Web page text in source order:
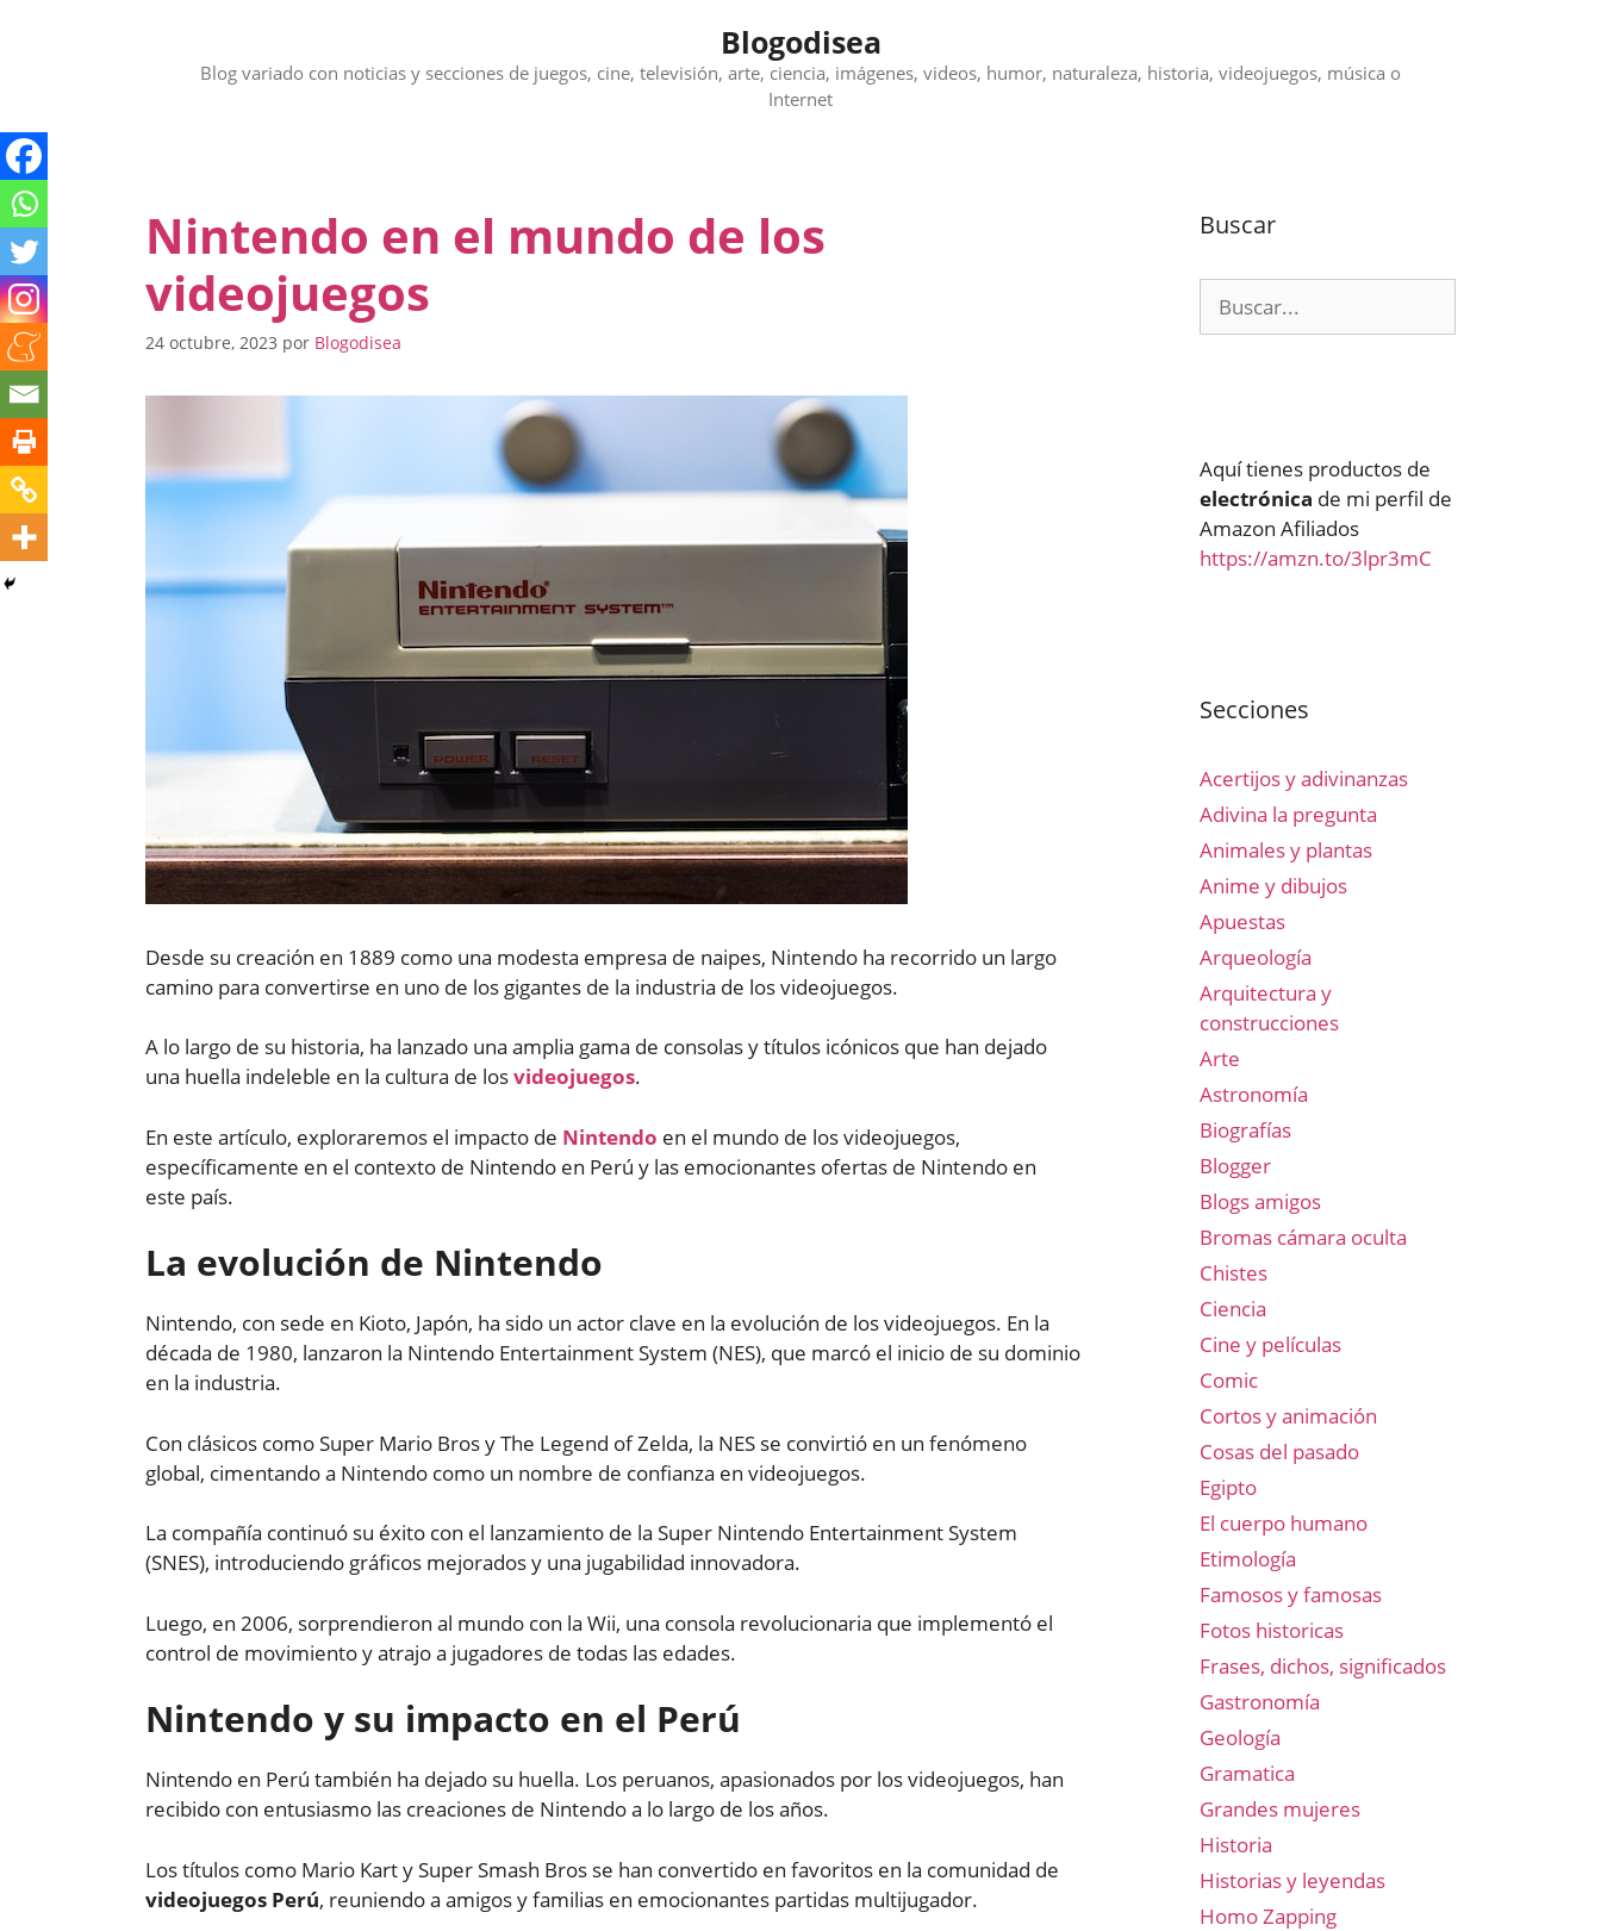
Blogodisea
Blog variado con noticias y secciones de juegos, cine, televisión, arte, ciencia, imágenes, videos, humor, naturaleza, historia, videojuegos, música o
Internet
Nintendo en el mundo de los
videojuegos
24 octubre, 2023 por Blogodisea
Desde su creación en 1889 como una modesta empresa de naipes, Nintendo ha recorrido un largo
camino para convertirse en uno de los gigantes de la industria de los videojuegos.
A lo largo de su historia, ha lanzado una amplia gama de consolas y títulos icónicos que han dejado
una huella indeleble en la cultura de losvideojuegos.
En este artículo, exploraremos el impacto de Nintendo en el mundo de los videojuegos,
específicamente en el contexto de Nintendo en Perú y las emocionantes ofertas de Nintendo en
este país.
La evolución de Nintendo
Nintendo, con sede en Kioto, Japón, ha sido un actor clave en la evolución de los videojuegos. En la
década de 1980, lanzaron la Nintendo Entertainment System (NES), que marcó el inicio de su dominio
en la industria.
Con clásicos como Super Mario Bros y The Legend of Zelda, la NES se convirtió en un fenómeno
global, cimentando a Nintendo como un nombre de confianza en videojuegos.
La compañía continuó su éxito con el lanzamiento de la Super Nintendo Entertainment System
(SNES), introduciendo gráficos mejorados y una jugabilidad innovadora.
Luego, en 2006, sorprendieron al mundo con la Wii, una consola revolucionaria que implementó el
control de movimiento y atrajo a jugadores de todas las edades.
Nintendo y su impacto en el Perú
Nintendo en Perú también ha dejado su huella. Los peruanos, apasionados por los videojuegos, han
recibido con entusiasmo las creaciones de Nintendo a lo largo de los años.
Los títulos como Mario Kart y Super Smash Bros se han convertido en favoritos en la comunidad de
videojuegos Perú, reuniendo a amigos y familias en emocionantes partidas multijugador.
Buscar
Aquí tienes productos de
electrónica de mi perfil de
Amazon Afiliados
https://amzn.to/3lpr3mC
Secciones
Acertijos y adivinanzas
Adivina la pregunta
Animales y plantas
Anime y dibujos
Apuestas
Arqueología
Arquitectura y
construcciones
Arte
Astronomía
Biografías
Blogger
Blogs amigos
Bromas cámara oculta
Chistes
Ciencia
Cine y películas
Comic
Cortos y animación
Cosas del pasado
Egipto
El cuerpo humano
Etimología
Famosos y famosas
Fotos historicas
Frases, dichos, significados
Gastronomía
Geología
Gramatica
Grandes mujeres
Historia
Historias y leyendas
Homo Zapping